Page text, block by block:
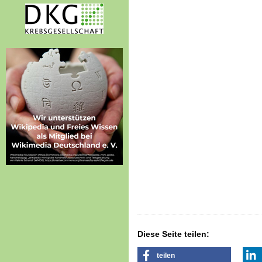
Diese Seite teilen:
teilen